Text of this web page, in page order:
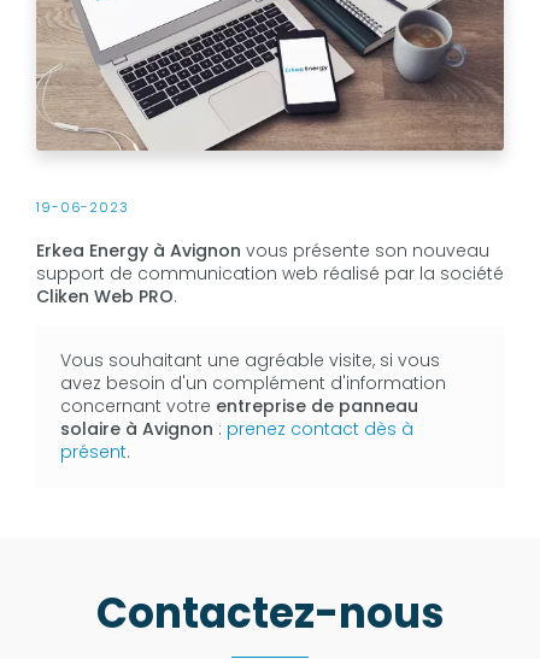
19-06-2023
Erkea Energy à Avignon vous présente son nouveau
support de communication web réalisé par la société
Cliken Web PRO.
Vous souhaitant une agréable visite, si vous
avez besoin d'un complément d'information
concernant votre entreprise de panneau
solaire à Avignon : prenez contact dès à
présent.
Contactez-nous